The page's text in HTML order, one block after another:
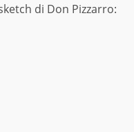
di Don Pizzarro: